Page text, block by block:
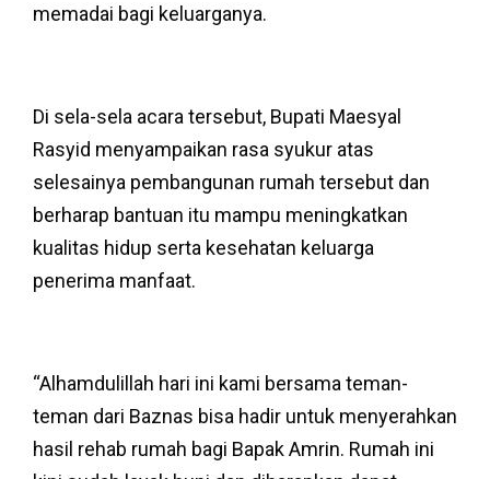
memadai bagi keluarganya.
Di sela-sela acara tersebut, Bupati Maesyal
Rasyid menyampaikan rasa syukur atas
selesainya pembangunan rumah tersebut dan
berharap bantuan itu mampu meningkatkan
kualitas hidup serta kesehatan keluarga
penerima manfaat.
“Alhamdulillah hari ini kami bersama teman-
teman dari Baznas bisa hadir untuk menyerahkan
hasil rehab rumah bagi Bapak Amrin. Rumah ini